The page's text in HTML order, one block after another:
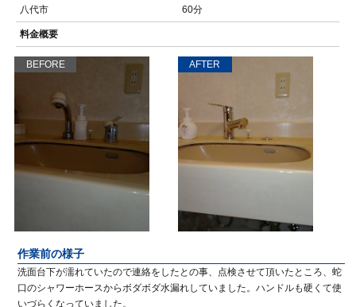
八代市
60分
料金概要
BEFORE AFTER
作業前の様子
洗面台下が濡れていたので連絡をしたとの事、点検させて頂いたところ、蛇
口のシャワーホースからボダボダ水漏れしていました。ハンドルも硬くて使
いづらくなっていました。